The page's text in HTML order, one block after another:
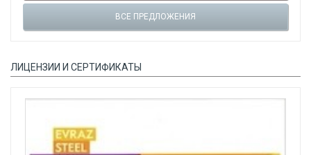
ВСЕ ПРЕДЛОЖЕНИЯ
ЛИЦЕНЗИИ И СЕРТИФИКАТЫ